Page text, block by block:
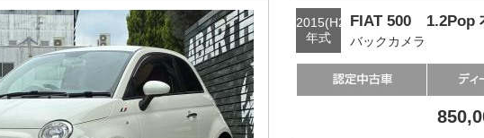
2015(H27)
年式
FIAT 500 1.2Pop
バックカメラ